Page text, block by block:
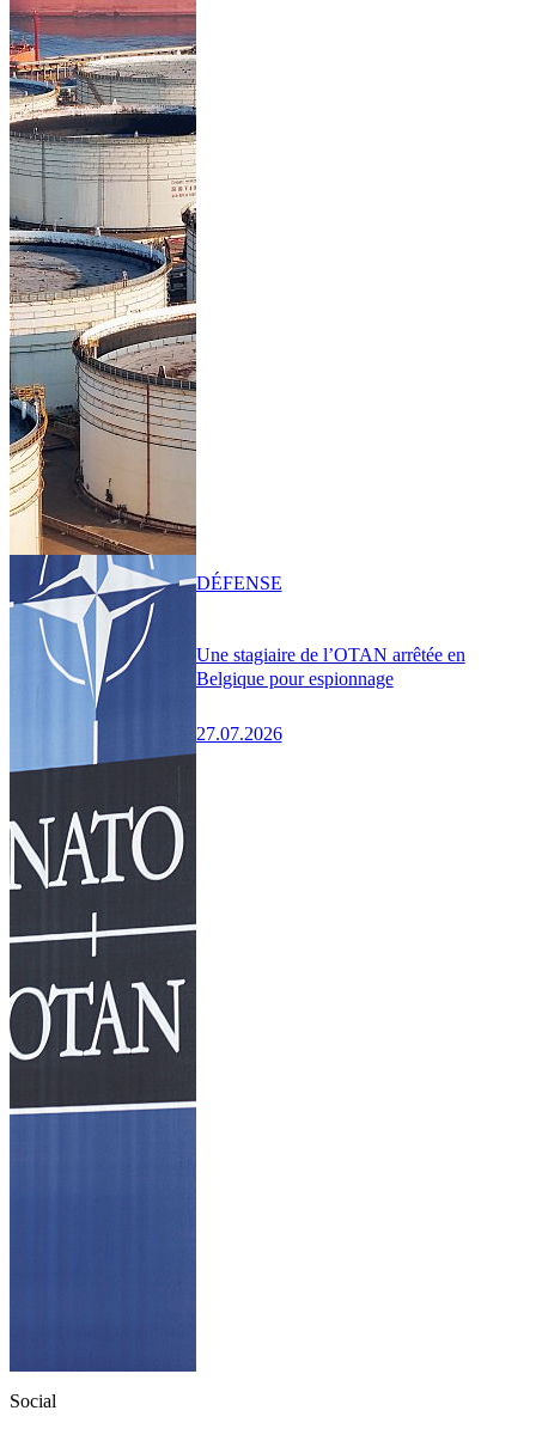
Une stagiaire de l’OTAN arrêtée en
Belgique pour espionnage
27.07.2026
DÉFENSE
Social